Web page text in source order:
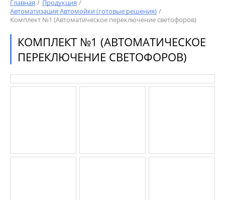
Главная
Продукция
Автоматизация Автомойки (готовые решения)
Комплект №1 (Автоматическое переключение светофоров)
КОМПЛЕКТ №1 (АВТОМАТИЧЕСКОЕ
ПЕРЕКЛЮЧЕНИЕ СВЕТОФОРОВ)